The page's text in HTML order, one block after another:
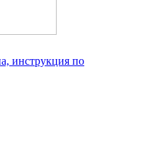
инструкция по